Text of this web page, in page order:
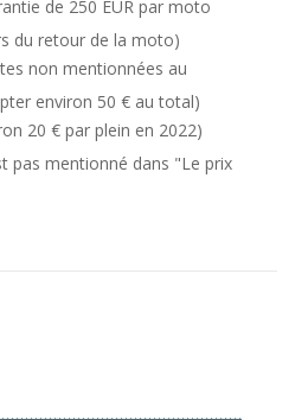
de 250 EUR par moto
du retour de la moto)
non mentionnées au
environ 50 € au total)
20 € par plein en 2022)
pas mentionné dans "Le prix